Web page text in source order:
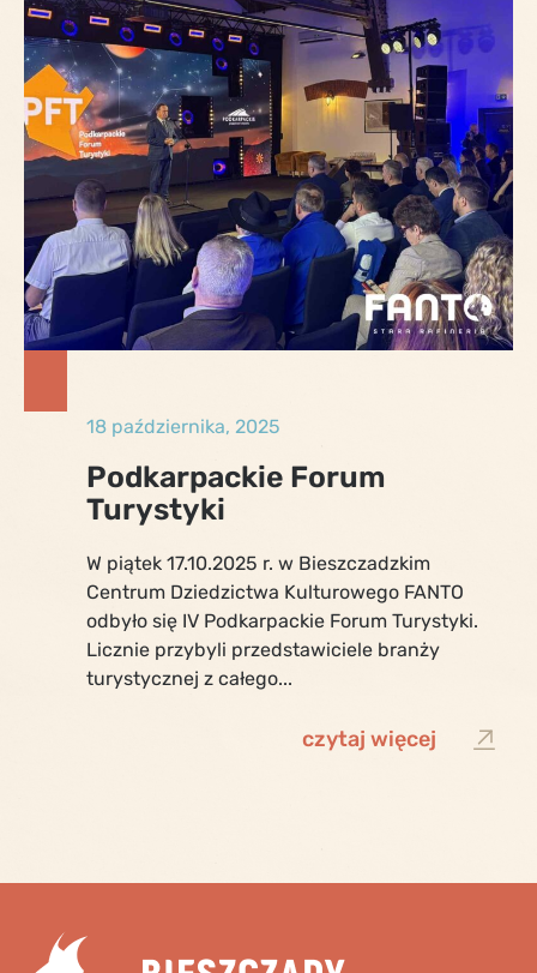
18 października, 2025
Podkarpackie Forum
Turystyki
W piątek 17.10.2025 r. w Bieszczadzkim
Centrum Dziedzictwa Kulturowego FANTO
odbyło się IV Podkarpackie Forum Turystyki.
Licznie przybyli przedstawiciele branży
turystycznej z całego...
czytaj więcej